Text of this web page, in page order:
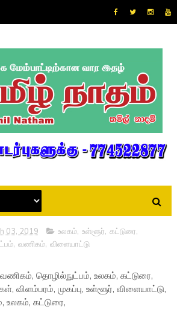
03, 2019 உலகம், உள்ளூர், கட்டுரை,
, வணிகம், விளையாட்டு
தொழில்நுட்பம், உலகம், கட்டுரை,
விளம்பரம், முகப்பு, உள்ளூர், விளையாட்டு,
உலகம், கட்டுரை,